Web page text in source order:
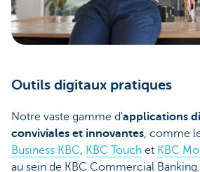
Outils digitaux pratiques
Notre vaste gamme d'applications
conviviales et innovantes, comme
Business KBC, KBC Touch et KBC
au sein de KBC Commercial Banking.